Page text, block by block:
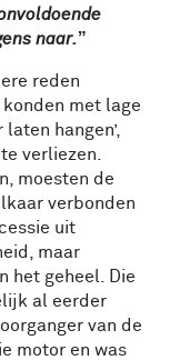
naar.
reden
met lage
hangen’,
verliezen.
moesten de
verbonden
uit
maar
het geheel. Die
al eerder
van de
motor en was